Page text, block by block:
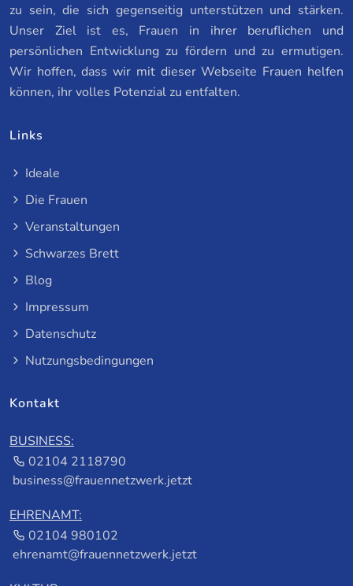
zu sein, die sich gegenseitig unterstützen und stärken.
Unser Ziel ist es, Frauen in ihrer beruflichen und
persönlichen Entwicklung zu fördern und zu ermutigen.
Wir hoffen, dass wir mit dieser Webseite Frauen helfen
können, ihr volles Potenzial zu entfalten.
Links
Ideale
Die Frauen
Veranstaltungen
Schwarzes Brett
Blog
Impressum
Datenschutz
Nutzungsbedingungen
Kontakt
BUSINESS:
02104 2118790
business@frauennetzwerk.jetzt
EHRENAMT:
02104 980102
ehrenamt@frauennetzwerk.jetzt